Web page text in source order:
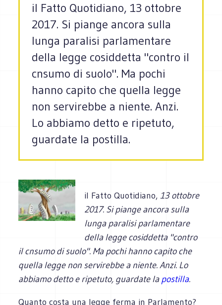
il Fatto Quotidiano, 13 ottobre
2017. Si piange ancora sulla
lunga paralisi parlamentare
della legge cosiddetta "contro il
cnsumo di suolo". Ma pochi
hanno capito che quella legge
non servirebbe a niente. Anzi.
Lo abbiamo detto e ripetuto,
guardate la postilla.
il Fatto Quotidiano,13 ottobre
2017. Si piange ancora sulla
lunga paralisi parlamentare
della legge cosiddetta "contro
il cnsumo di suolo". Ma pochi hanno capito che
quella legge non servirebbe a niente. Anzi. Lo
abbiamo detto e ripetuto, guardate lapostilla.
Quanto costa una legge ferma in Parlamento?